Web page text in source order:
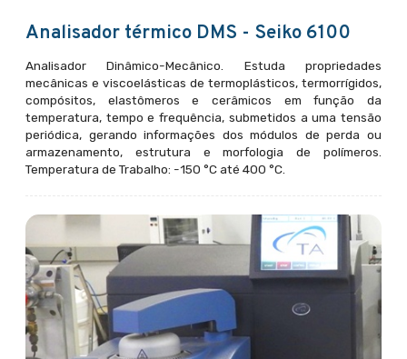
Analisador térmico DMS - Seiko 6100
Analisador Dinâmico-Mecânico. Estuda propriedades
mecânicas e viscoelásticas de termoplásticos, termorrígidos,
compósitos, elastômeros e cerâmicos em função da
temperatura, tempo e frequência, submetidos a uma tensão
periódica, gerando informações dos módulos de perda ou
armazenamento, estrutura e morfologia de polímeros.
Temperatura de Trabalho: -150 °C até 400 °C.